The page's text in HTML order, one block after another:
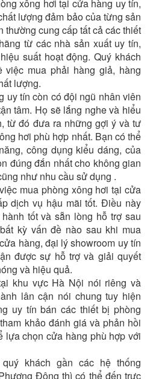
xông hơi tại cửa hàng uy tín,
lượng đảm bảo của từng sản
thường cung cấp tất cả các thiết
từ các nhà sản xuất uy tín,
suất hoạt động. Quý khách
mua phải hàng giả, hàng
lượng.
uy tín còn có đội ngũ nhân viên
tâm. Họ sẽ lắng nghe và hiểu
từ đó đưa ra những gợi ý và tư
hơi phù hợp nhất. Bạn có thể
công dụng kiểu dáng, của
đúng đắn nhất cho không gian
như nhu cầu sử dụng .
mua phòng xông hơi tại cửa
dịch vụ hậu mãi tốt. Điều này
tốt và sẵn lòng hỗ trợ sau
kỳ vấn đề nào sau khi mua
hàng, đại lý showroom uy tín
được sự hỗ trợ và giải quyết
và hiệu quả.
khu vực Hà Nội nói riêng và
lân cận nói chung tuy hiện
uy tín bán các thiết bị phòng
khảo đánh giá và phản hồi
lựa chọn cửa hàng phù hợp với
khách gần các hệ thống
Đông thì có thể đến trực